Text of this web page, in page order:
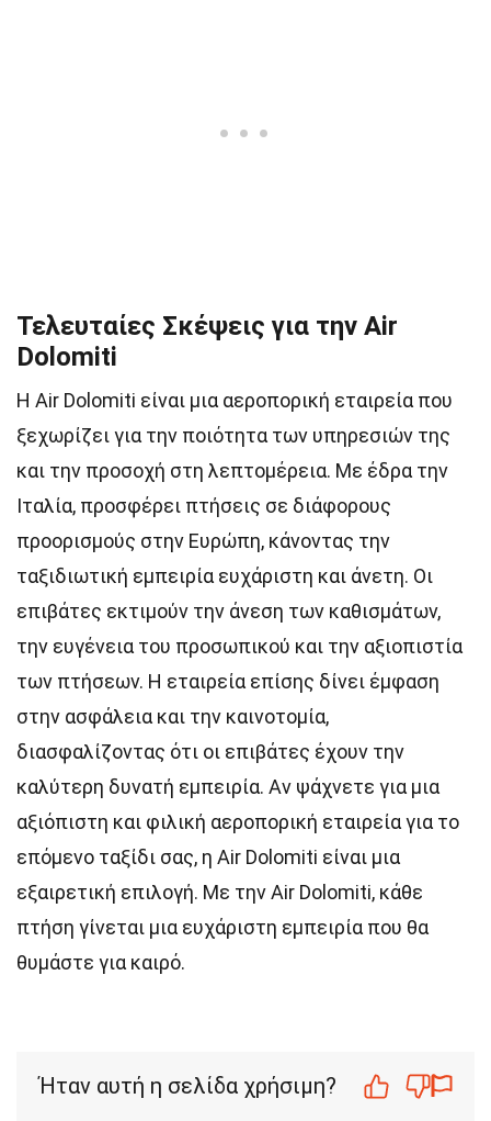
Τελευταίες Σκέψεις για την Air
Dolomiti
Η Air Dolomiti είναι μια αεροπορική εταιρεία που
ξεχωρίζει για την ποιότητα των υπηρεσιών της
και την προσοχή στη λεπτομέρεια. Με έδρα την
Ιταλία, προσφέρει πτήσεις σε διάφορους
προορισμούς στην Ευρώπη, κάνοντας την
ταξιδιωτική εμπειρία ευχάριστη και άνετη. Οι
επιβάτες εκτιμούν την άνεση των καθισμάτων,
την ευγένεια του προσωπικού και την αξιοπιστία
των πτήσεων. Η εταιρεία επίσης δίνει έμφαση
στην ασφάλεια και την καινοτομία,
διασφαλίζοντας ότι οι επιβάτες έχουν την
καλύτερη δυνατή εμπειρία. Αν ψάχνετε για μια
αξιόπιστη και φιλική αεροπορική εταιρεία για το
επόμενο ταξίδι σας, η Air Dolomiti είναι μια
εξαιρετική επιλογή. Με την Air Dolomiti, κάθε
πτήση γίνεται μια ευχάριστη εμπειρία που θα
θυμάστε για καιρό.
Ήταν αυτή η σελίδα χρήσιμη?